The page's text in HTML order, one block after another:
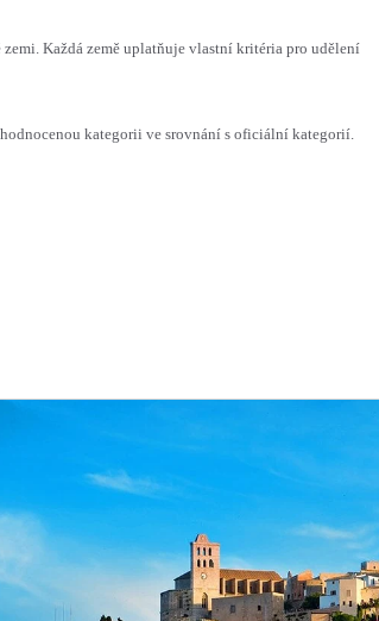
Každá země uplatňuje vlastní kritéria pro udělení
kategorii ve srovnání s oficiální kategorií.